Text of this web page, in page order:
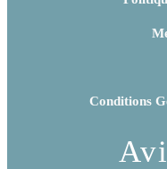
Conditions